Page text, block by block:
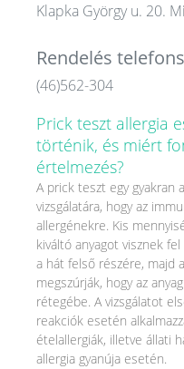
Klapka György u. 20.
Rendelés
(46)562-304
Prick teszt allergia
történik, és miért
értelmezés?
A prick teszt egy gyakran
vizsgálatára, hogy az
allergénekre. Kis
kiváltó anyagot visznek
a hát felső részére, majd
megszúrják, hogy az
rétegébe. A vizsgálatot
reakciók esetén
ételallergiák, illetve állati
allergia gyanúja esetén.